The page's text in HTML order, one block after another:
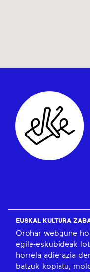
EUSKAL KULTURA
Orohar webgune
egile-eskubideak
horrela adierazia
batzuk kopiatu,